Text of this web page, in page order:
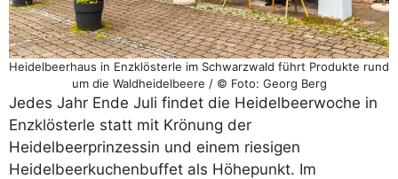
Heidelbeerhaus in Enzklösterle im Schwarzwald führt Produkte rund
um die Waldheidelbeere / © Foto: Georg Berg
Jedes Jahr Ende Juli findet die Heidelbeerwoche in
Enzklösterle statt mit Krönung der
Heidelbeerprinzessin und einem riesigen
Heidelbeerkuchenbuffet als Höhepunkt. Im